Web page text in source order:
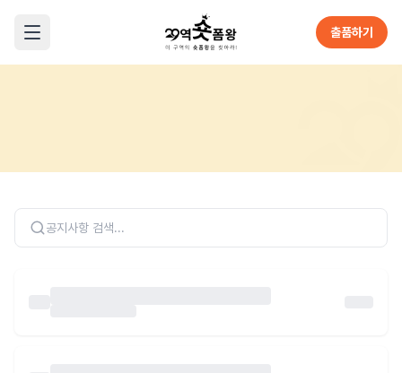
메뉴 열기
출품하기